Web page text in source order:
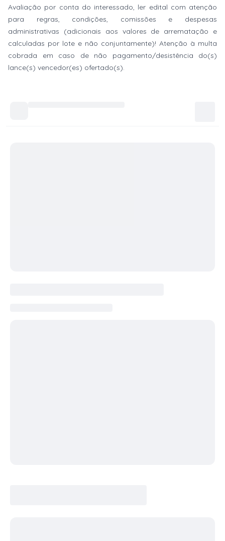
Avaliação por conta do interessado, ler edital com atenção
para regras, condições, comissões e despesas
administrativas (adicionais aos valores de arrematação e
calculadas por lote e não conjuntamente)! Atenção à multa
cobrada em caso de não pagamento/desistência do(s)
lance(s) vencedor(es) ofertado(s).